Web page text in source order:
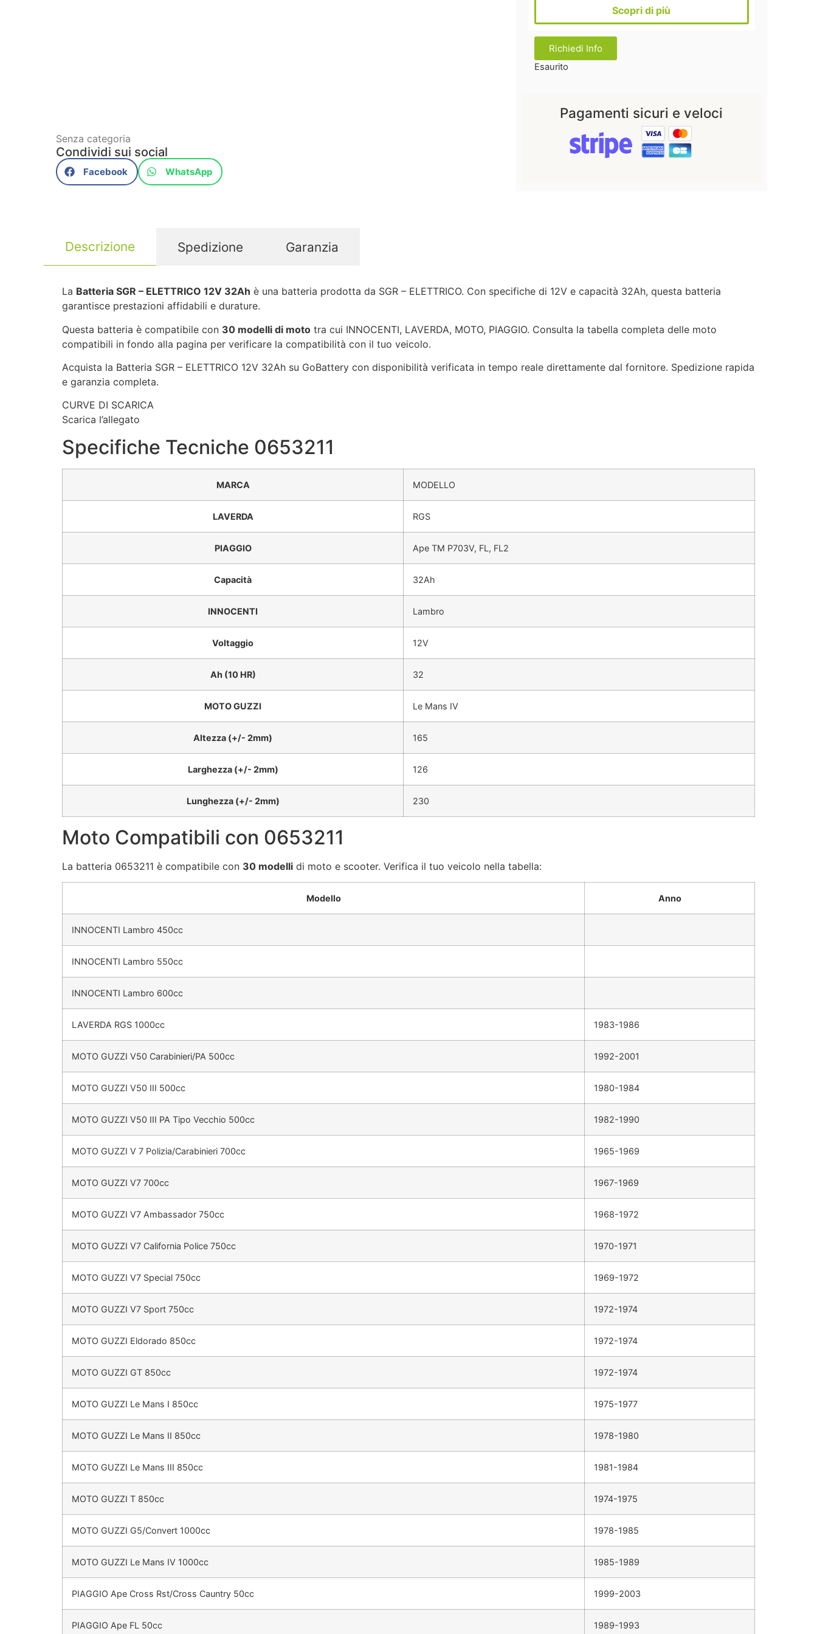
Senza categoria
Condividi sui social
Facebook WhatsApp
Scopri di più
Richiedi Info
Esaurito
Pagamenti sicuri e veloci
Descrizione Spedizione Garanzia
La Batteria SGR – ELETTRICO 12V 32Ah è una batteria prodotta da SGR – ELETTRICO. Con specifiche di 12V e capacità 32Ah, questa batteria
garantisce prestazioni affidabili e durature.
Questa batteria è compatibile con 30 modelli di moto tra cui INNOCENTI, LAVERDA, MOTO, PIAGGIO. Consulta la tabella completa delle moto
compatibili in fondo alla pagina per verificare la compatibilità con il tuo veicolo.
Acquista la Batteria SGR – ELETTRICO 12V 32Ah su GoBattery con disponibilità verificata in tempo reale direttamente dal fornitore. Spedizione rapida
e garanzia completa.
CURVE DI SCARICA
Scarica l’allegato
Specifiche Tecniche 0653211
MARCA MODELLO
LAVERDA RGS
PIAGGIO Ape TM P703V, FL, FL2
Capacità 32Ah
INNOCENTI Lambro
Voltaggio 12V
Ah (10 HR) 32
MOTO GUZZI Le Mans IV
Altezza (+/- 2mm) 165
Larghezza (+/- 2mm) 126
Lunghezza (+/- 2mm) 230
Moto Compatibili con 0653211
La batteria 0653211 è compatibile con 30 modelli di moto e scooter. Verifica il tuo veicolo nella tabella:
Modello Anno
INNOCENTI Lambro 450cc
INNOCENTI Lambro 550cc
INNOCENTI Lambro 600cc
LAVERDA RGS 1000cc 1983-1986
MOTO GUZZI V50 Carabinieri/PA 500cc 1992-2001
MOTO GUZZI V50 III 500cc 1980-1984
MOTO GUZZI V50 III PA Tipo Vecchio 500cc 1982-1990
MOTO GUZZI V 7 Polizia/Carabinieri 700cc 1965-1969
MOTO GUZZI V7 700cc 1967-1969
MOTO GUZZI V7 Ambassador 750cc 1968-1972
MOTO GUZZI V7 California Police 750cc 1970-1971
MOTO GUZZI V7 Special 750cc 1969-1972
MOTO GUZZI V7 Sport 750cc 1972-1974
MOTO GUZZI Eldorado 850cc 1972-1974
MOTO GUZZI GT 850cc 1972-1974
MOTO GUZZI Le Mans I 850cc 1975-1977
MOTO GUZZI Le Mans II 850cc 1978-1980
MOTO GUZZI Le Mans III 850cc 1981-1984
MOTO GUZZI T 850cc 1974-1975
MOTO GUZZI G5/Convert 1000cc 1978-1985
MOTO GUZZI Le Mans IV 1000cc 1985-1989
PIAGGIO Ape Cross Rst/Cross Cauntry 50cc 1999-2003
PIAGGIO Ape FL 50cc 1989-1993